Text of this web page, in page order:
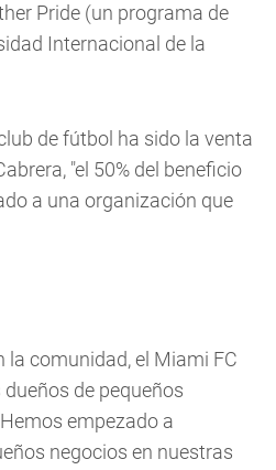
Pride (un programa de
Internacional de la
de fútbol ha sido la venta
"el 50% del beneficio
a una organización que
comunidad, el Miami FC
de pequeños
empezado a
negocios en nuestras